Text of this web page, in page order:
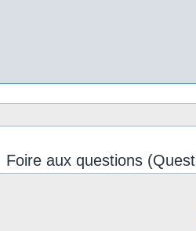
Foire aux questions